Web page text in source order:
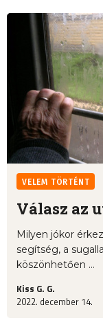
VELEM TÖRTÉNT
Válasz az
Milyen jókor
segítség, a
köszönhetően ...
Kiss G. G.
2022. december 14.